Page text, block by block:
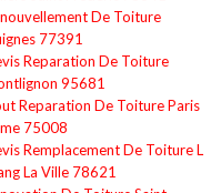
De Toiture
77391
Reparation De Toiture
95681
Reparation De Toiture Paris
75008
Remplacement De Toiture L
La Ville 78621